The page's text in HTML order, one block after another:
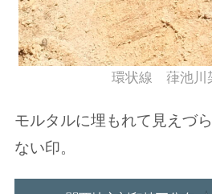
環状線 葎池川
モルタルに埋もれて見えづ
ない印。